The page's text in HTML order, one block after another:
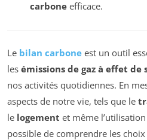
carboneefficace.
Le bilan carbone est un outil
les émissions de gaz à effet de
nos activités quotidiennes. En
aspects de notre vie, tels que le
le logement et même
possible de comprendre les